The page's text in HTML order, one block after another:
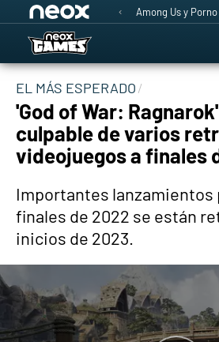
Among Us y Porno
EL MÁS ESPERADO
'God of War:
culpable de varios
videojuegos a finales
Importantes lanzamientos
finales de 2022 se están
inicios de 2023.